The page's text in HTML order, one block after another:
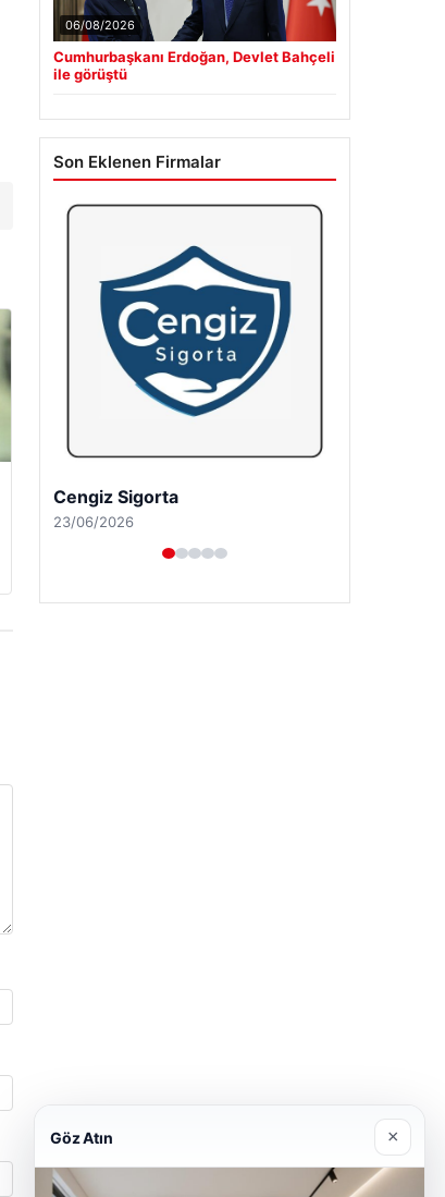
06/08/2026
Cumhurbaşkanı Erdoğan, Devlet Bahçeli
ile görüştü
Son Eklenen Firmalar
Cengiz Sigorta
23/06/2026
Göz Atın ×